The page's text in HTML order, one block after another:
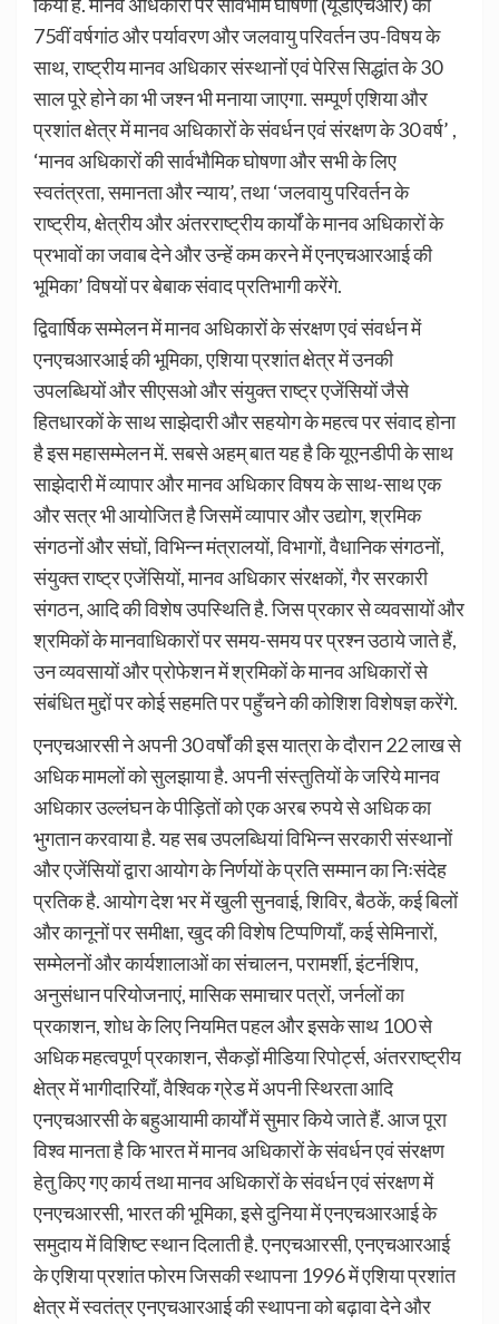
किया है. मानव अधिकारों पर सार्वभौम घोषणा (यूडीएचआर) की
75वीं वर्षगांठ और पर्यावरण और जलवायु परिवर्तन उप-विषय के
साथ, राष्ट्रीय मानव अधिकार संस्थानों एवं पेरिस सिद्धांत के 30
साल पूरे होने का भी जश्न भी मनाया जाएगा. सम्पूर्ण एशिया और
प्रशांत क्षेत्र में मानव अधिकारों के संवर्धन एवं संरक्षण के 30 वर्ष’ ,
‘मानव अधिकारों की सार्वभौमिक घोषणा और सभी के लिए
स्वतंत्रता, समानता और न्याय’, तथा ‘जलवायु परिवर्तन के
राष्ट्रीय, क्षेत्रीय और अंतरराष्ट्रीय कार्यों के मानव अधिकारों के
प्रभावों का जवाब देने और उन्हें कम करने में एनएचआरआई की
भूमिका’ विषयों पर बेबाक संवाद प्रतिभागी करेंगे.
द्विवार्षिक सम्मेलन में मानव अधिकारों के संरक्षण एवं संवर्धन में
एनएचआरआई की भूमिका, एशिया प्रशांत क्षेत्र में उनकी
उपलब्धियों और सीएसओ और संयुक्त राष्ट्र एजेंसियों जैसे
हितधारकों के साथ साझेदारी और सहयोग के महत्व पर संवाद होना
है इस महासम्मेलन में. सबसे अहम् बात यह है कि यूएनडीपी के साथ
साझेदारी में व्यापार और मानव अधिकार विषय के साथ-साथ एक
और सत्र भी आयोजित है जिसमें व्यापार और उद्योग, श्रमिक
संगठनों और संघों, विभिन्न मंत्रालयों, विभागों, वैधानिक संगठनों,
संयुक्त राष्ट्र एजेंसियों, मानव अधिकार संरक्षकों, गैर सरकारी
संगठन, आदि की विशेष उपस्थिति है. जिस प्रकार से व्यवसायों और
श्रमिकों के मानवाधिकारों पर समय-समय पर प्रश्न उठाये जाते हैं,
उन व्यवसायों और प्रोफेशन में श्रमिकों के मानव अधिकारों से
संबंधित मुद्दों पर कोई सहमति पर पहुँचने की कोशिश विशेषज्ञ करेंगे.
एनएचआरसी ने अपनी 30 वर्षों की इस यात्रा के दौरान 22 लाख से
अधिक मामलों को सुलझाया है. अपनी संस्तुतियों के जरिये मानव
अधिकार उल्लंघन के पीड़ितों को एक अरब रुपये से अधिक का
भुगतान करवाया है. यह सब उपलब्धियां विभिन्न सरकारी संस्थानों
और एजेंसियों द्वारा आयोग के निर्णयों के प्रति सम्मान का निःसंदेह
प्रतिक है. आयोग देश भर में खुली सुनवाई, शिविर, बैठकें, कई बिलों
और कानूनों पर समीक्षा, खुद की विशेष टिप्पणियाँ, कई सेमिनारों,
सम्मेलनों और कार्यशालाओं का संचालन, परामर्शी, इंटर्नशिप,
अनुसंधान परियोजनाएं, मासिक समाचार पत्रों, जर्नलों का
प्रकाशन, शोध के लिए नियमित पहल और इसके साथ 100 से
अधिक महत्वपूर्ण प्रकाशन, सैकड़ों मीडिया रिपोर्ट्स, अंतरराष्ट्रीय
क्षेत्र में भागीदारियाँ, वैश्विक ग्रेड में अपनी स्थिरता आदि
एनएचआरसी के बहुआयामी कार्यों में सुमार किये जाते हैं. आज पूरा
विश्व मानता है कि भारत में मानव अधिकारों के संवर्धन एवं संरक्षण
हेतु किए गए कार्य तथा मानव अधिकारों के संवर्धन एवं संरक्षण में
एनएचआरसी, भारत की भूमिका, इसे दुनिया में एनएचआरआई के
समुदाय में विशिष्ट स्थान दिलाती है. एनएचआरसी, एनएचआरआई
के एशिया प्रशांत फोरम जिसकी स्थापना 1996 में एशिया प्रशांत
क्षेत्र में स्वतंत्र एनएचआरआई की स्थापना को बढ़ावा देने और